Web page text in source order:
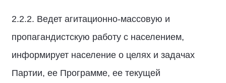
2.2.2. Ведет агитационно-массовую и
пропагандистскую работу с населением,
информирует население о целях и задачах
Партии, ее Программе, ее текущей